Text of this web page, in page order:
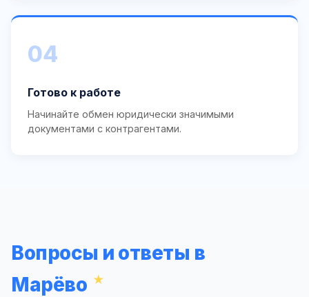
04
Готово к работе
Начинайте обмен юридически значимыми
документами с контрагентами.
Вопросы и ответы в
Марёво